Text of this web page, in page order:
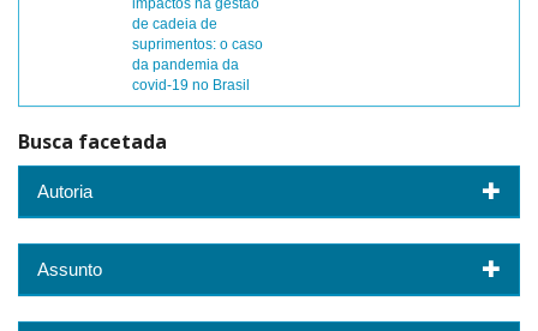
impactos na gestão
de cadeia de
suprimentos: o caso
da pandemia da
covid-19 no Brasil
Busca facetada
Autoria
Assunto